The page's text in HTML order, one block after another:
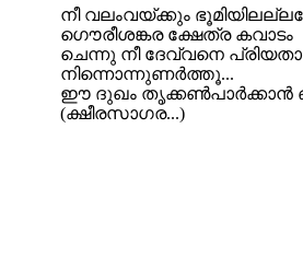
നീ വലംവയ്ക്കും
ഗൌരീശങ്കര ക്ഷേത്ര കവാടം
ചെന്നു നീ ദേവ്വനെ
നിന്നൊന്നുണര്‍ത്തൂ...
ഈ ദുഖം തൃക്കണ്‍പാര്‍ക്കാന്‍
(ക്ഷീരസാഗര...)